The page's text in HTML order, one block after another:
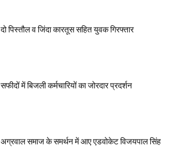
दो पिस्तौल व जिंदा कारतूस सहित युवक गिरफ्तार
सफीदों में बिजली कर्मचारियों का जोरदार प्रदर्शन
अग्रवाल समाज के समर्थन में आए एडवोकेट विजयपाल सिंह